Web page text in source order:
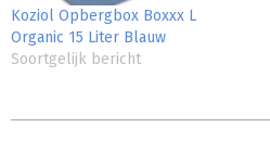
Koziol Opbergbox Boxxx L
Organic 15 Liter Blauw
Soortgelijk bericht